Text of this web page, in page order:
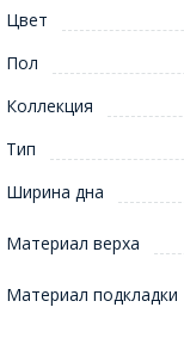
Цвет
Пол
Коллекция
Тип
Ширина дна
Материал верха
Материал подкладки